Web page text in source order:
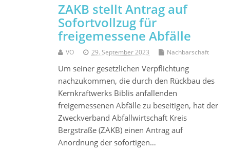
ZAKB stellt Antrag auf
Sofortvollzug für
freigemessene Abfälle
VO 29. September 2023 Nachbarschaft
Um seiner gesetzlichen Verpflichtung
nachzukommen, die durch den Rückbau des
Kernkraftwerks Biblis anfallenden
freigemessenen Abfälle zu beseitigen, hat der
Zweckverband Abfallwirtschaft Kreis
Bergstraße (ZAKB) einen Antrag auf
Anordnung der sofortigen…